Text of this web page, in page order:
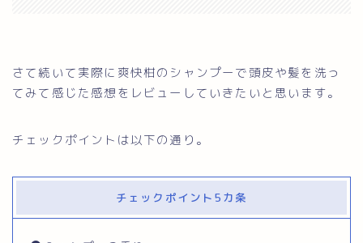
さて続いて実際に爽快柑のシャンプーで頭皮や髪を洗っ
てみて感じた感想をレビューしていきたいと思います。
チェックポイントは以下の通り。
チェックポイント5カ条